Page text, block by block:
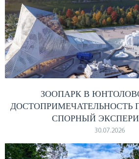
ЗООПАРК В
ДОСТОПРИМЕЧАТЕЛЬНОСТЬ
СПОРНЫЙ
30.07.2026